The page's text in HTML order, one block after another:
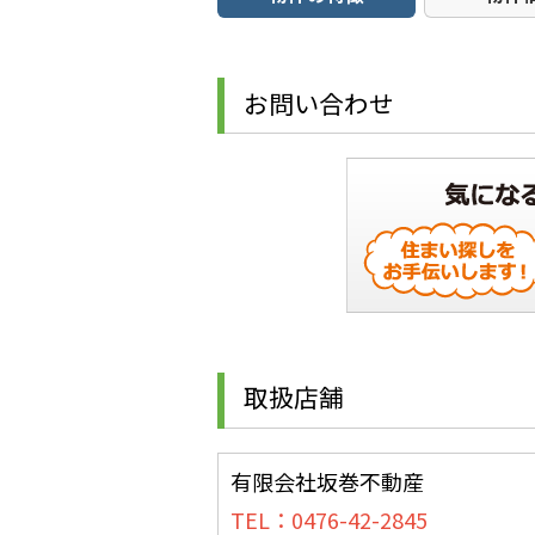
お問い合わせ
取扱店舗
有限会社坂巻不動産
TEL：0476-42-2845